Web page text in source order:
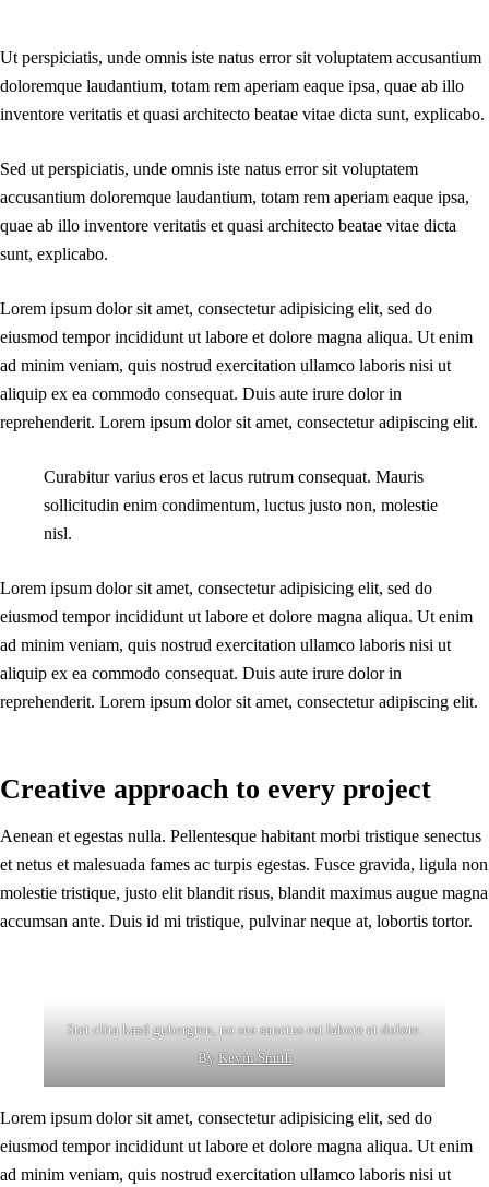
Ut perspiciatis, unde omnis iste natus error sit voluptatem accusantium
doloremque laudantium, totam rem aperiam eaque ipsa, quae ab illo
inventore veritatis et quasi architecto beatae vitae dicta sunt, explicabo.
Sed ut perspiciatis, unde omnis iste natus error sit voluptatem
accusantium doloremque laudantium, totam rem aperiam eaque ipsa,
quae ab illo inventore veritatis et quasi architecto beatae vitae dicta
sunt, explicabo.
Lorem ipsum dolor sit amet, consectetur adipisicing elit, sed do
eiusmod tempor incididunt ut labore et dolore magna aliqua. Ut enim
ad minim veniam, quis nostrud exercitation ullamco laboris nisi ut
aliquip ex ea commodo consequat. Duis aute irure dolor in
reprehenderit. Lorem ipsum dolor sit amet, consectetur adipiscing elit.
Curabitur varius eros et lacus rutrum consequat. Mauris
sollicitudin enim condimentum, luctus justo non, molestie
nisl.
Lorem ipsum dolor sit amet, consectetur adipisicing elit, sed do
eiusmod tempor incididunt ut labore et dolore magna aliqua. Ut enim
ad minim veniam, quis nostrud exercitation ullamco laboris nisi ut
aliquip ex ea commodo consequat. Duis aute irure dolor in
reprehenderit. Lorem ipsum dolor sit amet, consectetur adipiscing elit.
Creative approach to every project
Aenean et egestas nulla. Pellentesque habitant morbi tristique senectus
et netus et malesuada fames ac turpis egestas. Fusce gravida, ligula non
molestie tristique, justo elit blandit risus, blandit maximus augue magna
accumsan ante. Duis id mi tristique, pulvinar neque at, lobortis tortor.
Stet clita kasd gubergren, no sea sanctus est labore et dolore.
By Kevin Smith
Lorem ipsum dolor sit amet, consectetur adipisicing elit, sed do
eiusmod tempor incididunt ut labore et dolore magna aliqua. Ut enim
ad minim veniam, quis nostrud exercitation ullamco laboris nisi ut